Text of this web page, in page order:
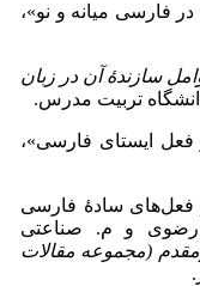
سازندۀ آن در زبان
تربیت مدرس.
در فعل‌های سادۀ فارسی
رضوی و م. صناعتی
(مجموعه مقالات